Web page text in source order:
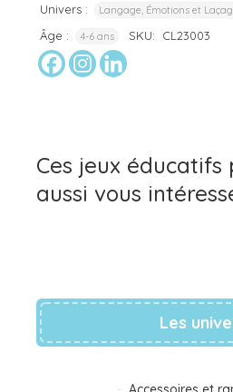
Univers : Langage, Émotions et
Âge : 4-6 ans SKU: CL23003
Ces jeux éducatifs
aussi vous
Les